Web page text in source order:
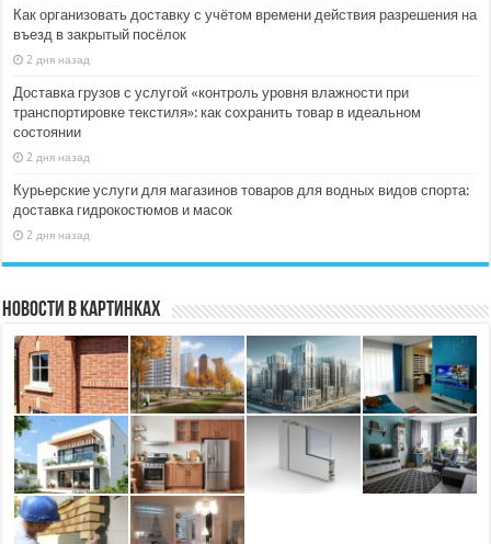
Как организовать доставку с учётом времени действия разрешения на
въезд в закрытый посёлок
2 дня назад
Доставка грузов с услугой «контроль уровня влажности при
транспортировке текстиля»: как сохранить товар в идеальном
состоянии
2 дня назад
Курьерские услуги для магазинов товаров для водных видов спорта:
доставка гидрокостюмов и масок
2 дня назад
Новости в картинках